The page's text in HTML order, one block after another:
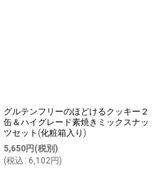
グルテンフリーのほどけるクッキー２
缶＆ハイグレード素焼きミックスナッ
ツセット(化粧箱入り)
5,650円 (税別)
(税込 : 6,102円)